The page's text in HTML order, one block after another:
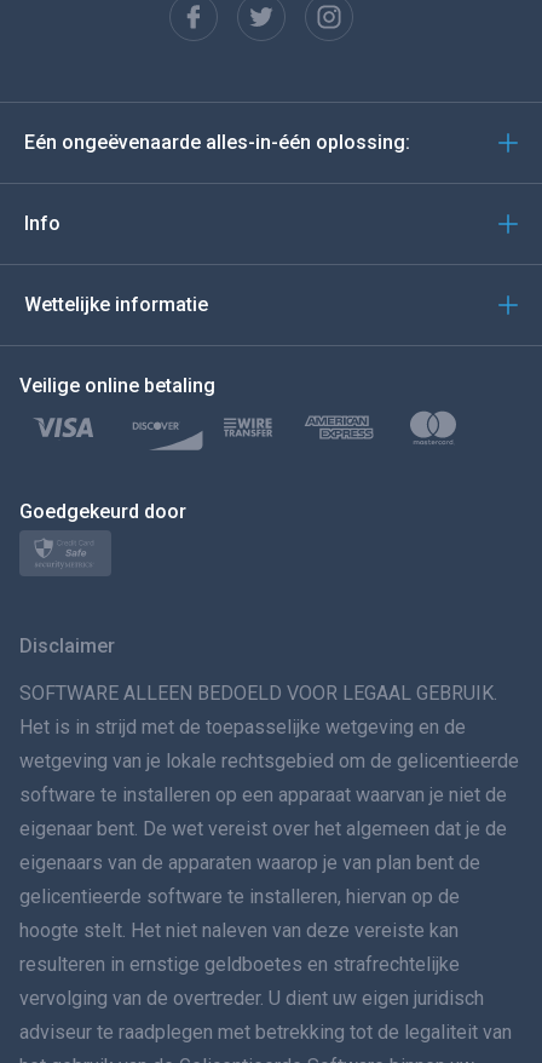
Español
Deutsch
Türkçe
Polski
日本
VERSPREIDINGทย
Dansk
हिंदी
עברית
Română
Eén ongeëvenaarde alles-in-één oplossing:
Info
Wettelijke informatie
Veilige online betaling
Goedgekeurd door
Disclaimer
SOFTWARE ALLEEN BEDOELD VOOR LEGAAL GEBRUIK.
Het is in strijd met de toepasselijke wetgeving en de
wetgeving van je lokale rechtsgebied om de gelicentieerde
software te installeren op een apparaat waarvan je niet de
eigenaar bent. De wet vereist over het algemeen dat je de
eigenaars van de apparaten waarop je van plan bent de
gelicentieerde software te installeren, hiervan op de
hoogte stelt. Het niet naleven van deze vereiste kan
resulteren in ernstige geldboetes en strafrechtelijke
vervolging van de overtreder. U dient uw eigen juridisch
adviseur te raadplegen met betrekking tot de legaliteit van